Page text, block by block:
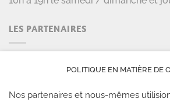
LES PARTENAIRES
POLITIQUE EN MATIÈRE DE
Nos partenaires et nous-mêmes